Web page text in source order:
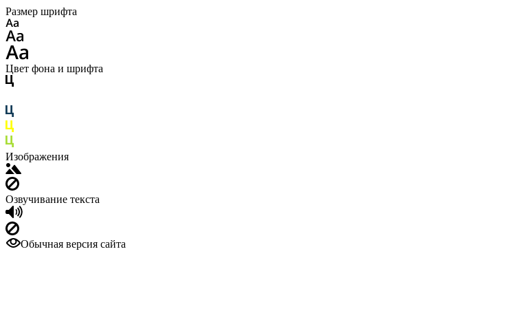
Размер шрифта
Цвет фона и шрифта
Изображения
Озвучивание текста
Обычная версия сайта